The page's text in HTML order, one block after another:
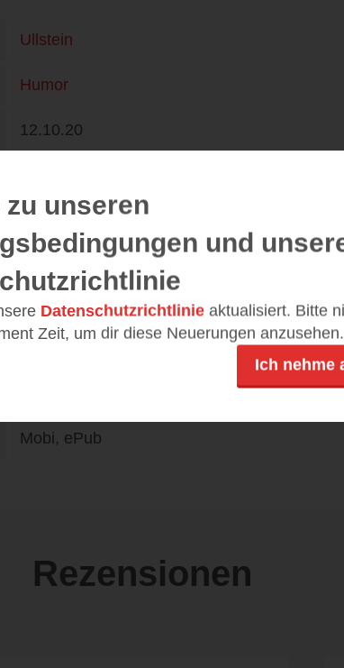
Ullstein
Humor
12.10.20
9783550201028
Mobi, ePub
Rezensionen
zu unseren
und
Datenschutzrichtlinie aktualisiert. Bitte
Zeit, um dir diese Neuerungen anzusehen.
Ich nehme